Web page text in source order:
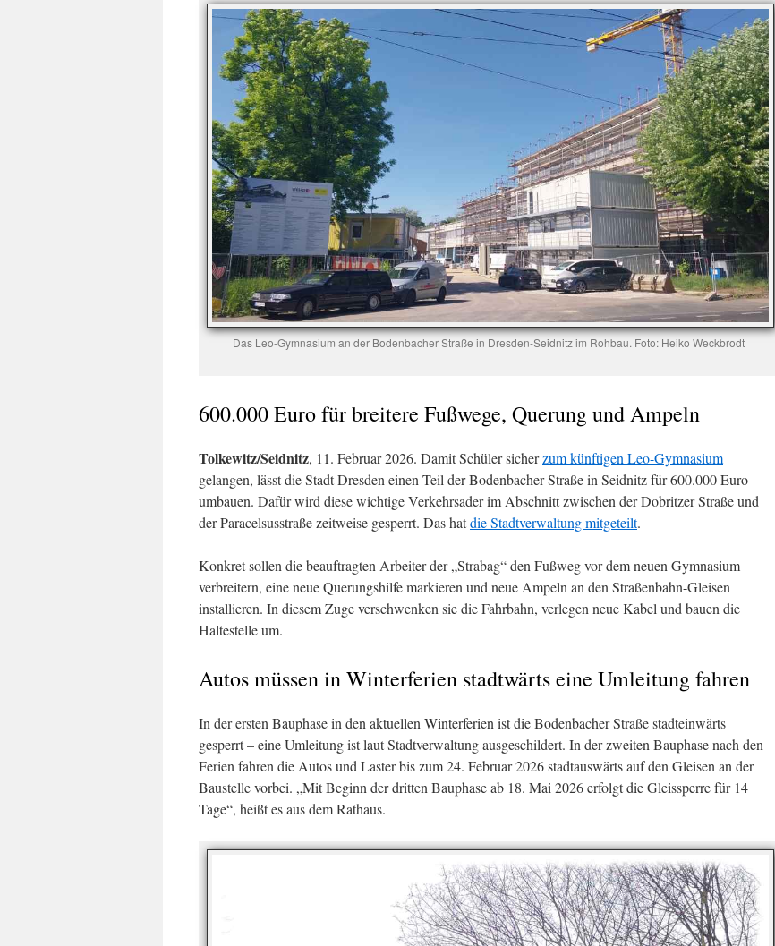
Das Leo-Gymnasium an der Bodenbacher Straße in Dresden-Seidnitz im Rohbau. Foto: Heiko Weckbrodt
600.000 Euro für breitere Fußwege, Querung und Ampeln
Tolkewitz/Seidnitz, 11. Februar 2026. Damit Schüler sicherzum künftigen Leo-Gymnasium
gelangen, lässt die Stadt Dresden einen Teil der Bodenbacher Straße in Seidnitz für 600.000 Euro
umbauen. Dafür wird diese wichtige Verkehrsader im Abschnitt zwischen der Dobritzer Straße und
der Paracelsusstraße zeitweise gesperrt. Das hatdie Stadtverwaltung mitgeteilt.
Konkret sollen die beauftragten Arbeiter der „Strabag“ den Fußweg vor dem neuen Gymnasium
verbreitern, eine neue Querungshilfe markieren und neue Ampeln an den Straßenbahn-Gleisen
installieren. In diesem Zuge verschwenken sie die Fahrbahn, verlegen neue Kabel und bauen die
Haltestelle um.
Autos müssen in Winterferien stadtwärts eine Umleitung fahren
In der ersten Bauphase in den aktuellen Winterferien ist die Bodenbacher Straße stadteinwärts
gesperrt – eine Umleitung ist laut Stadtverwaltung ausgeschildert. In der zweiten Bauphase nach den
Ferien fahren die Autos und Laster bis zum 24. Februar 2026 stadtauswärts auf den Gleisen an der
Baustelle vorbei. „Mit Beginn der dritten Bauphase ab 18. Mai 2026 erfolgt die Gleissperre für 14
Tage“, heißt es aus dem Rathaus.